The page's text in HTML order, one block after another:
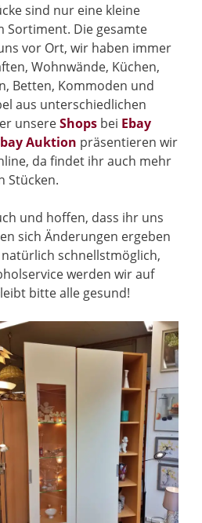
sind nur eine kleine
Sortiment. Die gesamte
vor Ort, wir haben immer
Wohnwände, Küchen,
Betten, Kommoden und
aus unterschiedlichen
unsereShops bei Ebay
Auktion präsentieren wir
da findet ihr auch mehr
Stücken.
und hoffen, dass ihr uns
sich Änderungen ergeben
schnellstmöglich,
werden wir auf
bitte alle gesund!